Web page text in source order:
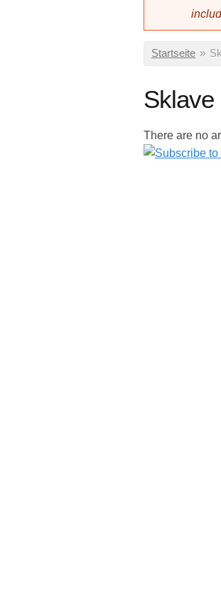
Sie sind
Startseite »
Sklave
There are no